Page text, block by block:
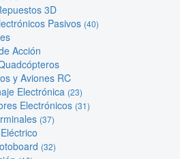
3D
Pasivos (40)
Acción
y Aviones RC
Electrónica (23)
Electrónicos (31)
(37)
(32)